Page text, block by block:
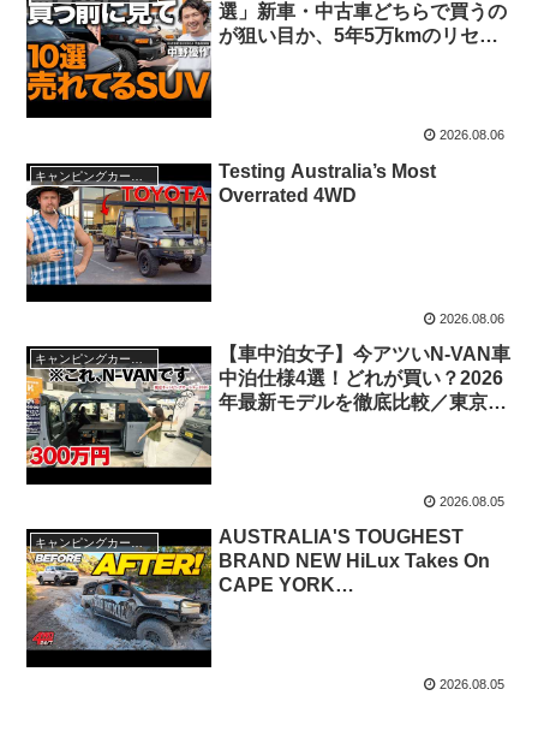
選」新車・中古車どちらで買うの
が狙い目か、5年5万kmのリセー
2026.08.06
Testing Australia’s Most
Overrated 4WD
2026.08.06
キャンピングカー・SUV人気車種
【車中泊女子】今アツいN-VAN車
中泊仕様4選！どれが買い？2026
年最新モデルを徹底比較／東京キ
2026.08.05
AUSTRALIA'S TOUGHEST
BRAND NEW HiLux Takes On
CAPE YORK…
2026.08.05